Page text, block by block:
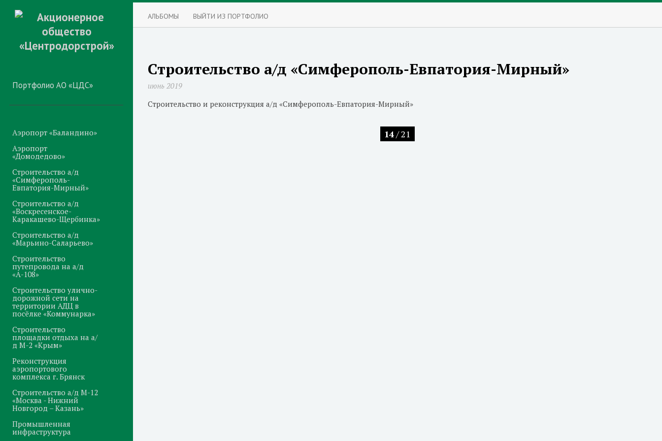
Портфолио АО «ЦДС»
Аэропорт «Баландино»
Аэропорт
«Домодедово»
Строительство а/д
«Симферополь-
Евпатория-Мирный»
Строительство а/д
«Воскресенское-
Каракашево-Щербинка»
Строительство а/д
«Марьино-Саларьево»
Строительство
путепровода на а/д
«А-108»
Строительство улично-
дорожной сети на
территории АДЦ в
посёлке «Коммунарка»
Строительство
площадки отдыха на а/
д М-2 «Крым»
Реконструкция
аэропортового
комплекса г. Брянск
Строительство а/д М-12
«Москва - Нижний
Новгород – Казань»
Промышленная
инфраструктура
АЛЬБОМЫ ВЫЙТИ ИЗ ПОРТФОЛИО
Строительство а/д «Симферополь-Евпатория-Мирный»
июнь 2019
Строительство и реконструкция а/д «Симферополь-Евпатория-Мирный»
14/ 21